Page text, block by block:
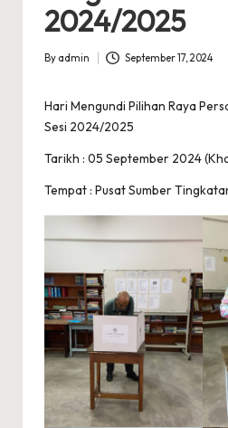
R
A
2024/2025
Posted
By admin September 17, 2024
Hari Mengundi Pilihan Raya
Sesi 2024/2025
Tarikh : 05 September 2024
Tempat : Pusat Sumber